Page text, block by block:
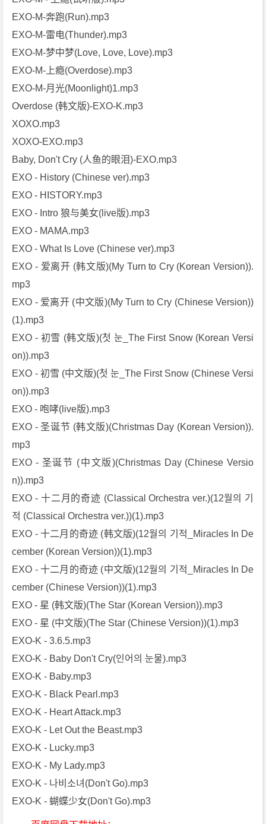
EXO-M-奔跑(Run).mp3
EXO-M-雷电(Thunder).mp3
EXO-M-梦中梦(Love, Love, Love).mp3
EXO-M-上瘾(Overdose).mp3
EXO-M-月光(Moonlight)1.mp3
Overdose (韩文版)-EXO-K.mp3
XOXO.mp3
XOXO-EXO.mp3
Baby, Don't Cry (人鱼的眼泪)-EXO.mp3
EXO - History (Chinese ver).mp3
EXO - HISTORY.mp3
EXO - Intro 狼与美女(live版).mp3
EXO - MAMA.mp3
EXO - What Is Love (Chinese ver).mp3
EXO - 爱离开 (韩文版)(My Turn to Cry (Korean Version)).
mp3
EXO - 爱离开 (中文版)(My Turn to Cry (Chinese Version))
(1).mp3
EXO - 初雪 (韩文版)(첫 눈_The First Snow (Korean Versi
on)).mp3
EXO - 初雪 (中文版)(첫 눈_The First Snow (Chinese Versi
on)).mp3
EXO - 咆哮(live版).mp3
EXO - 圣诞节 (韩文版)(Christmas Day (Korean Version)).
mp3
EXO - 圣诞节 (中文版)(Christmas Day (Chinese Versio
n)).mp3
EXO - 十二月的奇迹 (Classical Orchestra ver.)(12월의 기
적 (Classical Orchestra ver.))(1).mp3
EXO - 十二月的奇迹 (韩文版)(12월의 기적_Miracles In De
cember (Korean Version))(1).mp3
EXO - 十二月的奇迹 (中文版)(12월의 기적_Miracles In De
cember (Chinese Version))(1).mp3
EXO - 星 (韩文版)(The Star (Korean Version)).mp3
EXO - 星 (中文版)(The Star (Chinese Version))(1).mp3
EXO-K - 3.6.5.mp3
EXO-K - Baby Don't Cry(인어의 눈물).mp3
EXO-K - Baby.mp3
EXO-K - Black Pearl.mp3
EXO-K - Heart Attack.mp3
EXO-K - Let Out the Beast.mp3
EXO-K - Lucky.mp3
EXO-K - My Lady.mp3
EXO-K - 나비소녀(Don't Go).mp3
EXO-K - 蝴蝶少女(Don't Go).mp3